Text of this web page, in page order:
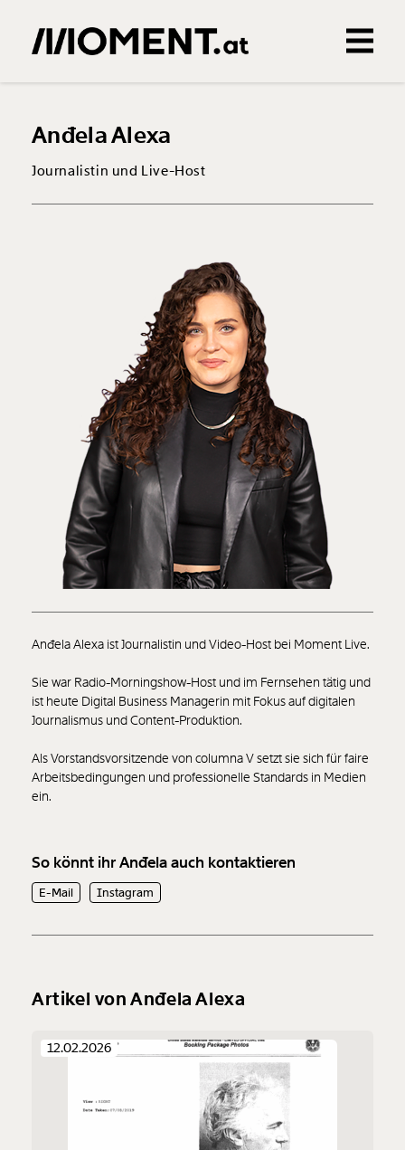
Anđela Alexa
Journalistin und Live-Host
Anđela Alexa ist Journalistin und Video-Host bei Moment Live.
Sie war Radio-Morningshow-Host und im Fernsehen tätig und
ist heute Digital Business Managerin mit Fokus auf digitalen
Journalismus und Content-Produktion.
Als Vorstandsvorsitzende von columna V setzt sie sich für faire
Arbeitsbedingungen und professionelle Standards in Medien
ein.
So könnt ihr Anđela auch kontaktieren
E-Mail Instagram
Artikel von Anđela Alexa
12.02.2026